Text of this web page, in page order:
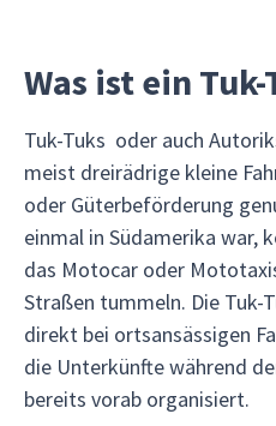
Was ist ein Tuk-
Tuk-Tuks oder auch
meist dreirädrige kleine
oder Güterbeförderung
einmal in Südamerika war,
das Motocar oder
Straßen tummeln. Die Tuk-
direkt bei ortsansässigen
die Unterkünfte während
bereits vorab organisiert.